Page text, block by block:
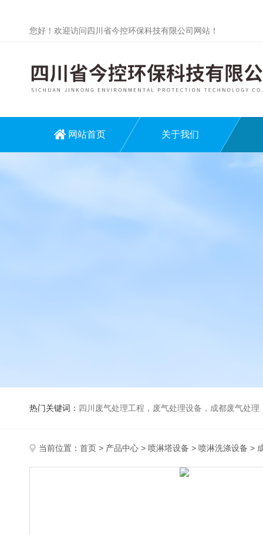
您好！欢迎访问四川省今控环保科技有限公司网站！
网站首页 关于我们
热门关键词： 四川废气处理工程，废气处理设备，成都废气处理，巴歇尔槽，活性炭除
当前位置： 首页 > 产品中心 > 喷淋塔设备 > 喷淋洗涤设备 >